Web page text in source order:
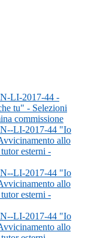
LI-2017-44 -
tu" - Selezioni
commissione
LI-2017-44 "Io
allo
esterni -
LI-2017-44 "Io
allo
esterni -
LI-2017-44 "Io
allo